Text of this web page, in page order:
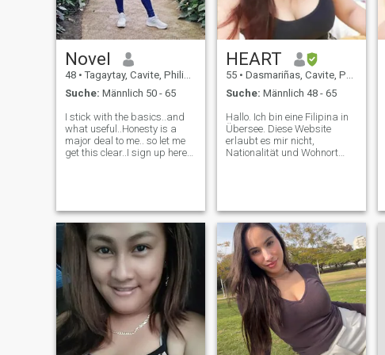
Novel
48 • Tagaytay, Cavite, Philippinen
Suche: Männlich 50 - 65
I stick with the basics..and
what useful..Honesty is a
major deal to me.. so let me
get this clear..I sign up here
and interest..And intend to
commit
HEART
55 • Dasmariñas, Cavite, Philippinen
Suche: Männlich 48 - 65
Hallo. Ich bin eine Filipina in
Übersee. Diese Website
erlaubt es mir nicht,
Nationalität und Wohnort
befinde, keine genaue
Darstellung dessen ist, was
ich bin und wer ich bin. Ich
gehe jeden Sommerurlaub
für ein paar Monate nach
Hause. \N NICTE: Ich bin
keine typische Filipina, die
nichts unter ihrem Namen
hat. Ich bin eine gut begabte
und selbstgemachte
Berufsfrau. Wenn ich Fragen
zu Ihrem Job stelle, dann